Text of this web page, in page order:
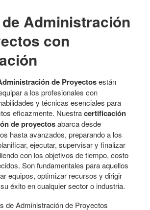
Administración
con
de Proyectosestán
a los profesionales con
y técnicas esenciales para
eficazmente. Nuestracertificación
de proyectosabarca desde
hasta avanzados, preparando a los
ejecutar, supervisar y finalizar
con los objetivos de tiempo, costo
Son fundamentales para aquellos
equipos, optimizar recursos y dirigir
éxito en cualquier sector o industria.